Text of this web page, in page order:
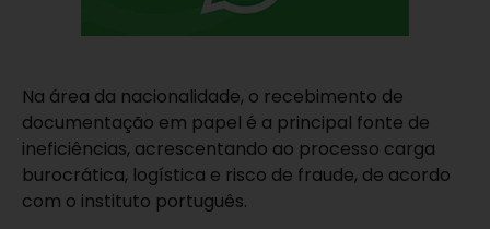
Na área da nacionalidade, o recebimento de
documentação em papel é a principal fonte de
ineficiências, acrescentando ao processo carga
burocrática, logística e risco de fraude, de acordo
com o instituto português.